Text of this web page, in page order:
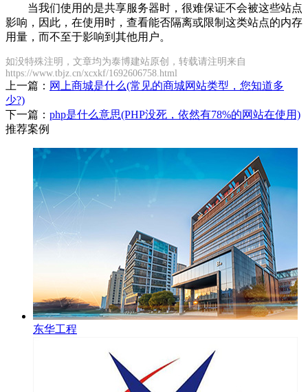
当我们使用的是共享服务器时，很难保证不会被这些站点
影响，因此，在使用时，查看能否隔离或限制这类站点的内存
用量，而不至于影响到其他用户。
如没特殊注明，文章均为泰博建站原创，转载请注明来自
https://www.tbjz.cn/xcxkf/1692606758.html
上一篇： 网上商城是什么(常见的商城网站类型，您知道多
少?)
下一篇： php是什么意思(PHP没死，依然有78%的网站在使用)
推荐案例
东华工程